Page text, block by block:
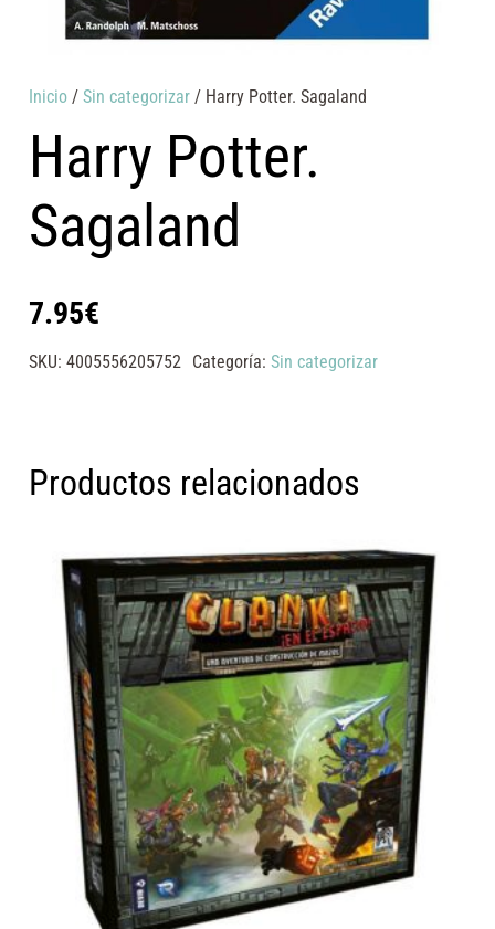
Inicio /Sin categorizar / Harry Potter. Sagaland
Harry Potter.
Sagaland
7.95€
SKU:4005556205752 Categoría: Sin categorizar
Productos relacionados